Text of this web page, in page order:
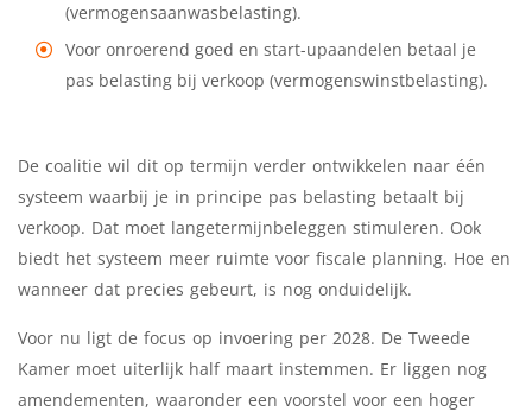
(vermogensaanwasbelasting).
Voor onroerend goed en start-upaandelen betaal je
pas belasting bij verkoop (vermogenswinstbelasting).
De coalitie wil dit op termijn verder ontwikkelen naar één
systeem waarbij je in principe pas belasting betaalt bij
verkoop. Dat moet langetermijnbeleggen stimuleren. Ook
biedt het systeem meer ruimte voor fiscale planning. Hoe en
wanneer dat precies gebeurt, is nog onduidelijk.
Voor nu ligt de focus op invoering per 2028. De Tweede
Kamer moet uiterlijk half maart instemmen. Er liggen nog
amendementen, waaronder een voorstel voor een hoger